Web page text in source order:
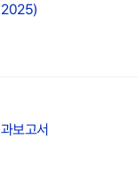
2025)
보고서